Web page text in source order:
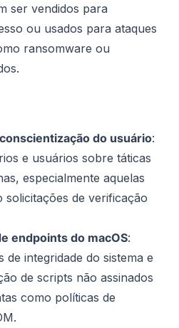
ser vendidos para
ou usados para ataques
ransomware ou
do usuário:
e usuários sobre táticas
especialmente aquelas
solicitações de verificação
endpoints do macOS:
de integridade do sistema e
de scripts não assinados
como políticas de